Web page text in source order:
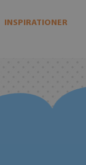
INSPIRATIONER